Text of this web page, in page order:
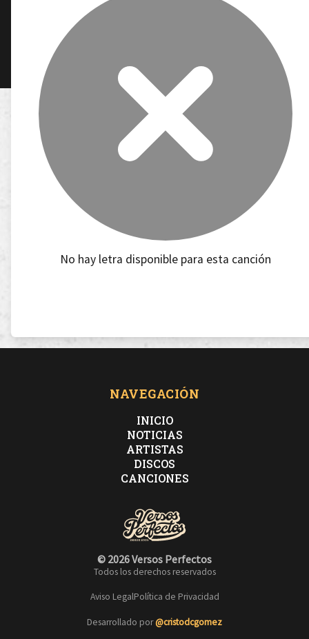
No hay letra disponible para esta canción
NAVEGACIÓN
INICIO
NOTICIAS
ARTISTAS
DISCOS
CANCIONES
© 2026 Versos Perfectos
Todos los derechos reservados
Aviso LegalPolítica de Privacidad
Desarrollado por@cristodcgomez